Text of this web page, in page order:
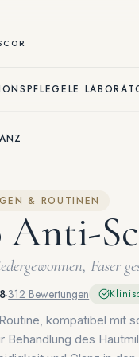
LE
& ROUTINEN
Anti-
Faser
·312 Bewertungen
kompatibel mit
Behandlung des